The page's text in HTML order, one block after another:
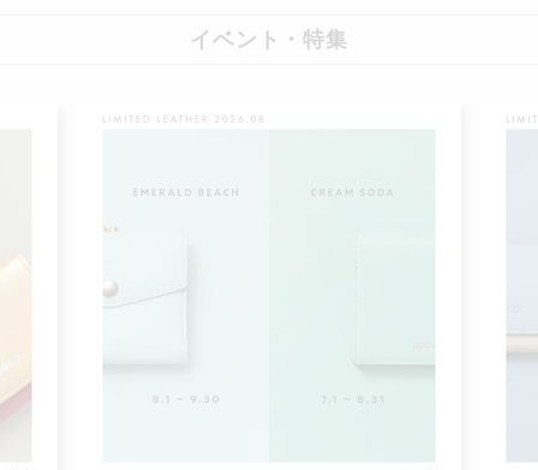
イベント・特集